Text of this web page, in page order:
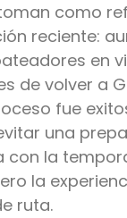
como
reciente:
en
de volver a
fue
una
con la
la
ruta.